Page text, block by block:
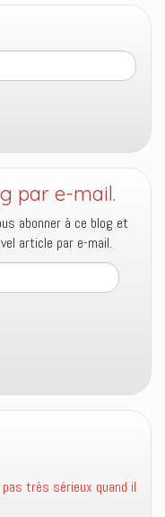
par e-mail.
abonner à ce blog et
article par e-mail.
pas très sérieux quand il